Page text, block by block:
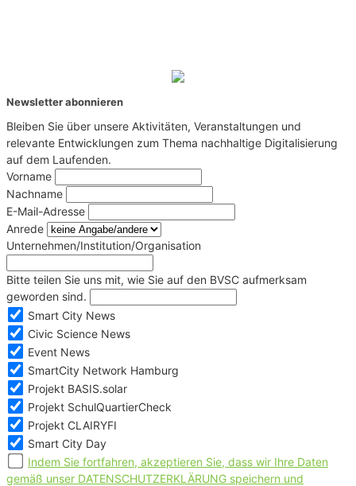
Newsletter abonnieren
Bleiben Sie über unsere Aktivitäten, Veranstaltungen und
relevante Entwicklungen zum Thema nachhaltige Digitalisierung
auf dem Laufenden.
Vorname
Nachname
E-Mail-Adresse
Anrede
Unternehmen/Institution/Organisation
Bitte teilen Sie uns mit, wie Sie auf den BVSC aufmerksam
geworden sind.
Smart City News
Civic Science News
Event News
SmartCity Network Hamburg
Projekt BASIS.solar
Projekt SchulQuartierCheck
Projekt CLAIRYFI
Smart City Day
Indem Sie fortfahren, akzeptieren Sie, dass wir Ihre Daten
gemäß unser DATENSCHUTZERKLÄRUNG speichern und